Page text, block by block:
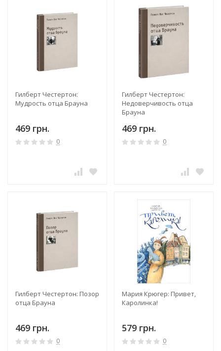
Гилберт Честертон:
Мудрость отца Брауна
469 грн.
0
Гилберт Честертон:
Недоверчивость отца
Брауна
469 грн.
0
Гилберт Честертон: Позор
отца Брауна
469 грн.
0
Мария Крюгер: Привет,
Каролинка!
579 грн.
0